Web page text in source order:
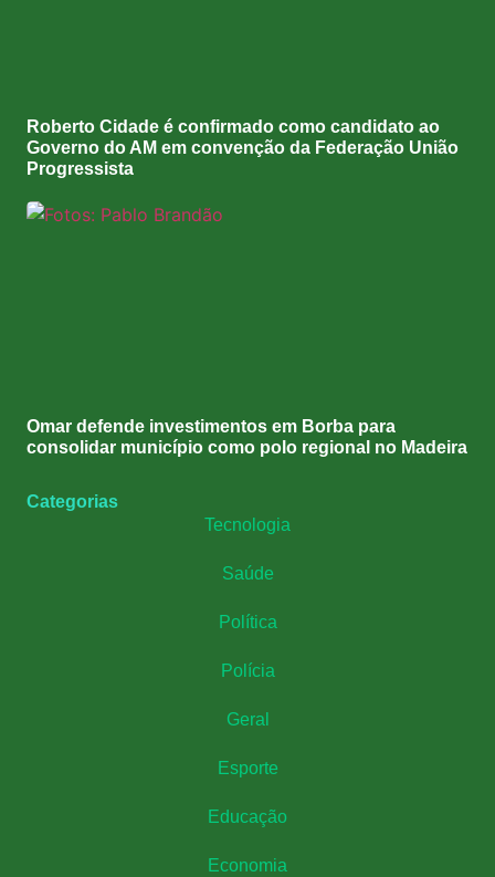
Roberto Cidade é confirmado como candidato ao
Governo do AM em convenção da Federação União
Progressista
Omar defende investimentos em Borba para
consolidar município como polo regional no Madeira
Categorias
Tecnologia
Saúde
Política
Polícia
Geral
Esporte
Educação
Economia